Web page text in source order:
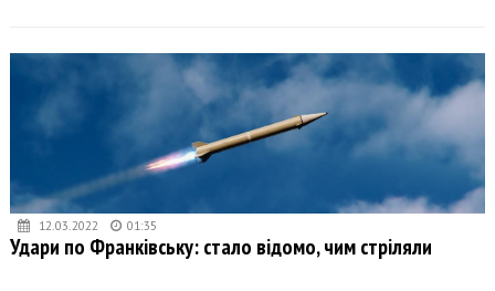
12.03.2022 01:35
Удари по Франківську: стало відомо, чим стріляли